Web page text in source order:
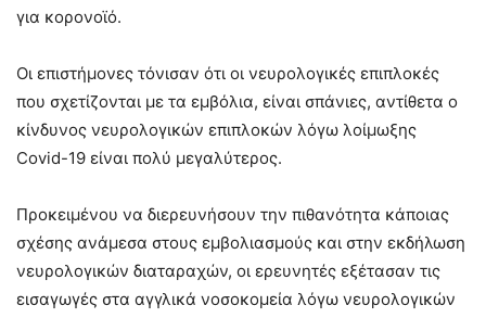
για κορονοϊό.
Οι επιστήμονες τόνισαν ότι οι νευρολογικές επιπλοκές
που σχετίζονται με τα εμβόλια, είναι σπάνιες, αντίθετα ο
κίνδυνος νευρολογικών επιπλοκών λόγω λοίμωξης
Covid-19 είναι πολύ μεγαλύτερος.
Προκειμένου να διερευνήσουν την πιθανότητα κάποιας
σχέσης ανάμεσα στους εμβολιασμούς και στην εκδήλωση
νευρολογικών διαταραχών, οι ερευνητές εξέτασαν τις
εισαγωγές στα αγγλικά νοσοκομεία λόγω νευρολογικών